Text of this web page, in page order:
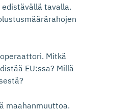
tavalla.
Mitkä
EU:ssa? Millä
maahanmuuttoa.